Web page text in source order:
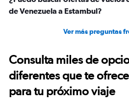
de Venezuela a Estambul?
Ver más preguntas
Consulta miles de
diferentes que te
para tu próximo viaje